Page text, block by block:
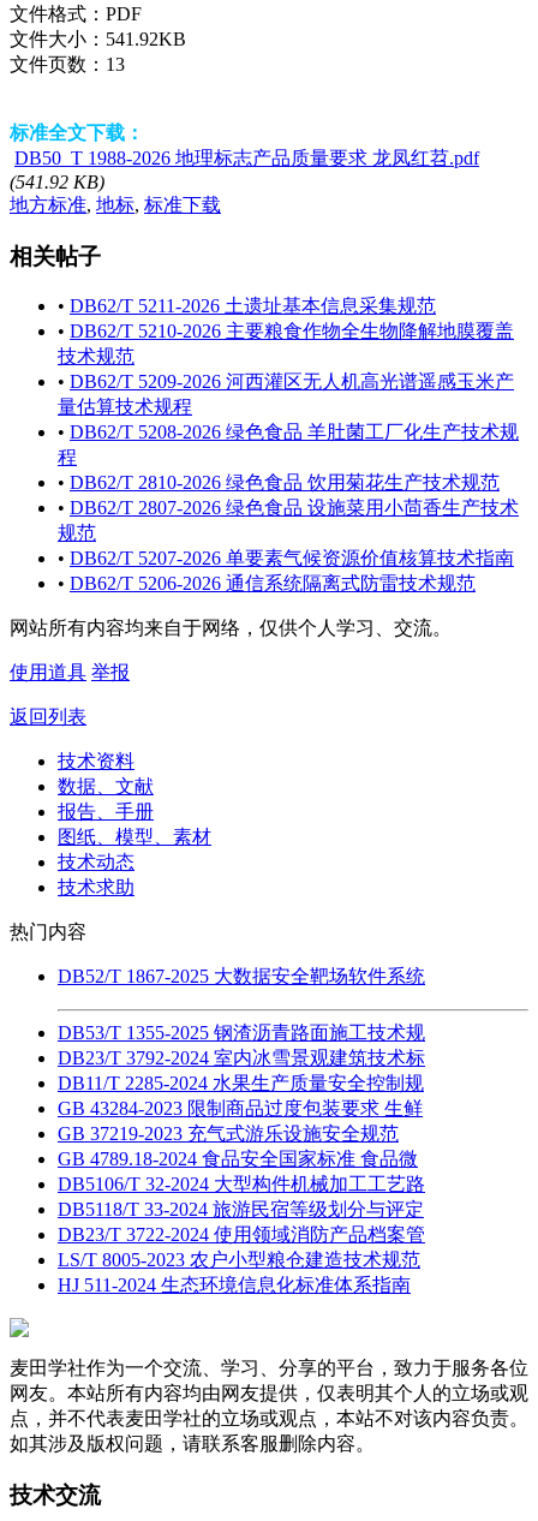
文件格式： PDF
文件大小： 541.92KB
文件页数： 13
标准全文下载：
DB50_T 1988-2026 地理标志产品质量要求 龙凤红苕.pdf
(541.92 KB)
地方标准, 地标, 标准下载
相关帖子
• DB62/T 5211-2026 土遗址基本信息采集规范
• DB62/T 5210-2026 主要粮食作物全生物降解地膜覆盖
技术规范
• DB62/T 5209-2026 河西灌区无人机高光谱遥感玉米产
量估算技术规程
• DB62/T 5208-2026 绿色食品 羊肚菌工厂化生产技术规
程
• DB62/T 2810-2026 绿色食品 饮用菊花生产技术规范
• DB62/T 2807-2026 绿色食品 设施菜用小茴香生产技术
规范
• DB62/T 5207-2026 单要素气候资源价值核算技术指南
• DB62/T 5206-2026 通信系统隔离式防雷技术规范
网站所有内容均来自于网络，仅供个人学习、交流。
使用道具 举报
返回列表
技术资料
数据、文献
报告、手册
图纸、模型、素材
技术动态
技术求助
热门内容
DB52/T 1867-2025 大数据安全靶场软件系统
DB53/T 1355-2025 钢渣沥青路面施工技术规
DB23/T 3792-2024 室内冰雪景观建筑技术标
DB11/T 2285-2024 水果生产质量安全控制规
GB 43284-2023 限制商品过度包装要求 生鲜
GB 37219-2023 充气式游乐设施安全规范
GB 4789.18-2024 食品安全国家标准 食品微
DB5106/T 32-2024 大型构件机械加工工艺路
DB5118/T 33-2024 旅游民宿等级划分与评定
DB23/T 3722-2024 使用领域消防产品档案管
LS/T 8005-2023 农户小型粮仓建造技术规范
HJ 511-2024 生态环境信息化标准体系指南
麦田学社作为一个交流、学习、分享的平台，致力于服务各位
网友。本站所有内容均由网友提供，仅表明其个人的立场或观
点，并不代表麦田学社的立场或观点，本站不对该内容负责。
如其涉及版权问题，请联系客服删除内容。
技术交流